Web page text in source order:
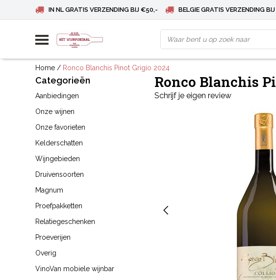
IN NL GRATIS VERZENDING BIJ €50,- BELGIE GRATIS VERZENDING
Home / Ronco Blanchis Pinot Grigio 2024
Categorieën
Aanbiedingen
Onze wijnen
Onze favorieten
Kelderschatten
Wijngebieden
Druivensoorten
Magnum
Proefpakketten
Relatiegeschenken
Proeverijen
Overig
VinoVan mobiele wijnbar
Ronco Blanchis
Schrijf je eigen review